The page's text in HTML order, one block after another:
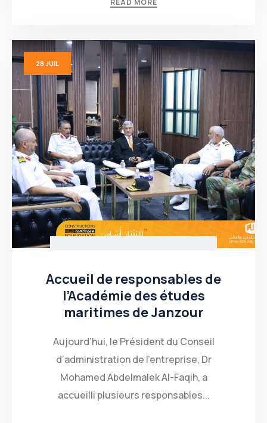
28 JUIL
Accueil de responsables de
l’Académie des études
maritimes de Janzour
Aujourd’hui, le Président du Conseil
d’administration de l’entreprise, Dr
Mohamed Abdelmalek Al-Faqih, a
accueilli plusieurs responsables...